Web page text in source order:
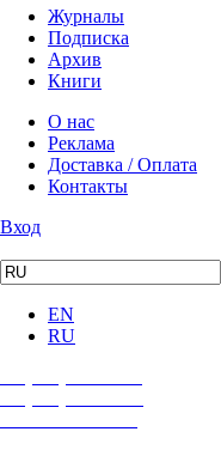
Журналы
Подписка
Архив
Книги
О нас
Реклама
Доставка / Оплата
Контакты
Вход
EN
RU